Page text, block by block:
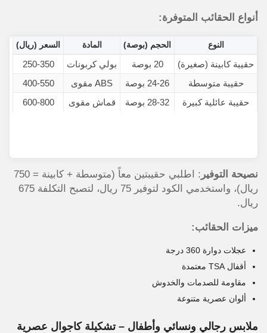
أنواع الحقائب المتوفرة:
النوع الحجم (بوصة) المادة السعر (ريال)
حقيبة كابينة (صغيرة) 20 بوصة بولي كربونات
250-350
حقيبة متوسطة
24-26 بوصة ABS مقوى
400-550
حقيبة عائلية كبيرة
28-32 بوصة قماش مقوى 600-800
نصيحة التوفير
: اطلبي حقيبتين معاً (متوسطة + كابينة = 750
ريال)، واستخدمي الكود لتوفير 75 ريال، لتصبح التكلفة 675
ريال.
ميزات الحقائب:
عجلات دوارة 360 درجة
أقفال TSA معتمدة
مقاومة للصدمات والخدوش
ألوان عصرية متنوعة
ملابس رجالي ونسائي وأطفال – تشكيلة كاجوال عصرية